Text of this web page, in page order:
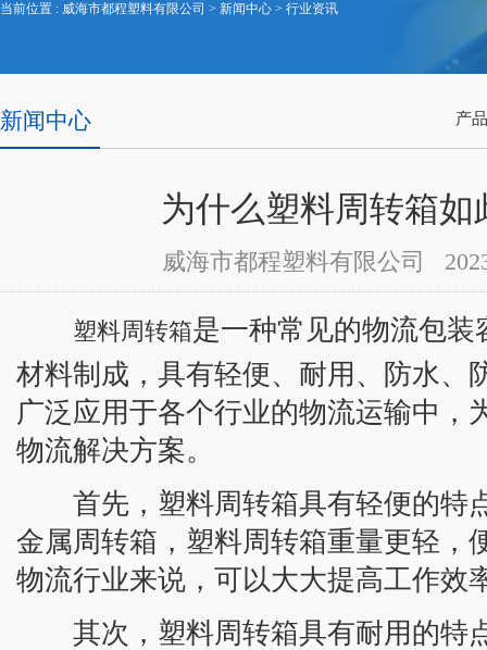
当前位置 : 威海市都程塑料有限公司 > 新闻中心 > 行业资讯
新闻中心 产
为什么塑料周转箱如
威海市都程塑料有限公司
塑料周转箱是一种常见的物流包
材料制成，具有轻便、耐用、防水、
广泛应用于各个行业的物流运输中，
物流解决方案。
首先，塑料周转箱具有轻便的特
金属周转箱，塑料周转箱重量更轻，
物流行业来说，可以大大提高工作效
其次，塑料周转箱具有耐用的特